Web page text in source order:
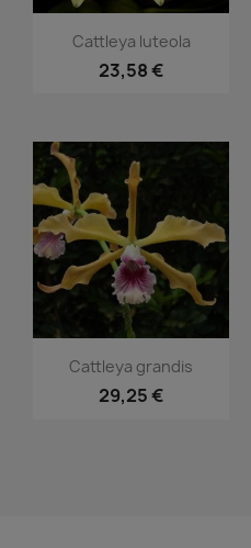
Aperçu rapide
Cattleya luteola
23,58 €
Aperçu rapide
Cattleya grandis
29,25 €